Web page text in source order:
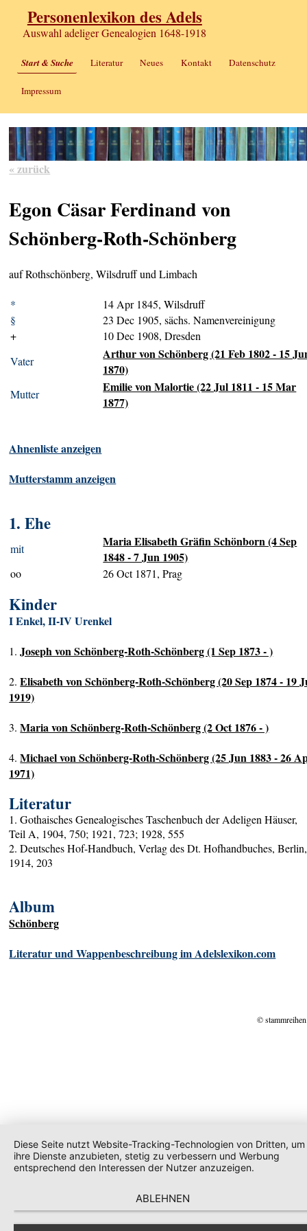
Personenlexikon des Adels
Auswahl adeliger Genealogien 1648-1918
Start & Suche Literatur Neues Kontakt Datenschutz
Impressum
« zurück
Egon Cäsar Ferdinand von
Schönberg-Roth-Schönberg
auf Rothschönberg, Wilsdruff und Limbach
*
14 Apr 1845, Wilsdruff
§
23 Dec 1905, sächs. Namenvereinigung
+
10 Dec 1908, Dresden
Vater
Arthur von Schönberg (21 Feb 1802 - 15
1870)
Mutter
Emilie von Malortie (22 Jul 1811 - 15 Mar
1877)
Ahnenliste anzeigen
Mutterstamm anzeigen
1. Ehe
mit
Maria Elisabeth Gräfin Schönborn (4 Sep
1848 - 7 Jun 1905)
oo 26 Oct 1871, Prag
Kinder
I Enkel, II-IV Urenkel
1.Joseph von Schönberg-Roth-Schönberg (1 Sep 1873 - )
2.Elisabeth von Schönberg-Roth-Schönberg (20 Sep 1874 - 19
1919)
3.Maria von Schönberg-Roth-Schönberg (2 Oct 1876 - )
4.Michael von Schönberg-Roth-Schönberg (25 Jun 1883 - 26
1971)
Literatur
1. Gothaisches Genealogisches Taschenbuch der Adeligen Häuser,
Teil A, 1904, 750; 1921, 723; 1928, 555
2. Deutsches Hof-Handbuch, Verlag des Dt. Hofhandbuches, Berlin,
1914, 203
Album
Schönberg
Literatur und Wappenbeschreibung im Adelslexikon.com
©
Diese Seite nutzt Website-Tracking-Technologien von Dritten, um
ihre Dienste anzubieten, stetig zu verbessern und Werbung
entsprechend den Interessen der Nutzer anzuzeigen.
ABLEHNEN